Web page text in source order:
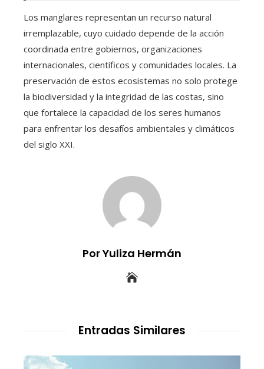
Los manglares representan un recurso natural
irremplazable, cuyo cuidado depende de la acción
coordinada entre gobiernos, organizaciones
internacionales, científicos y comunidades locales. La
preservación de estos ecosistemas no solo protege
la biodiversidad y la integridad de las costas, sino
que fortalece la capacidad de los seres humanos
para enfrentar los desafíos ambientales y climáticos
del siglo XXI.
Por Yuliza Hermán
Entradas Similares